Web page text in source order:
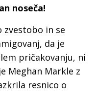
noseča!
zvestobo in se
da je
pričakovanju, ni
Meghan Markle z
resnico o